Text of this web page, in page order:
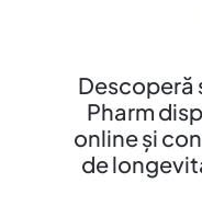
Descoperă
Pharm
online și
de